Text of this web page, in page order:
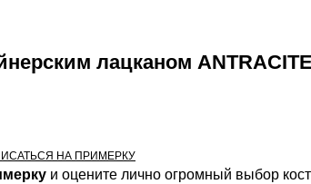
лацканом ANTRACITE
НА ПРИМЕРКУ
и оцените лично огромный выбор